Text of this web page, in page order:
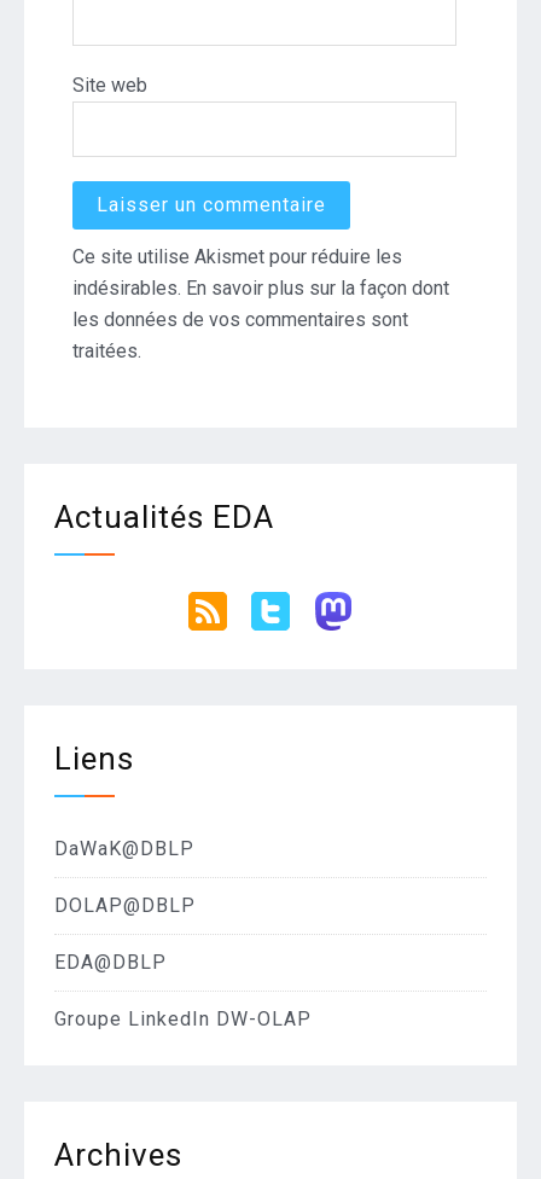
Site web
Ce site utilise Akismet pour réduire les
indésirables. En savoir plus sur la façon dont
les données de vos commentaires sont
traitées.
Actualités EDA
Liens
DaWaK@DBLP
DOLAP@DBLP
EDA@DBLP
Groupe LinkedIn DW-OLAP
Archives